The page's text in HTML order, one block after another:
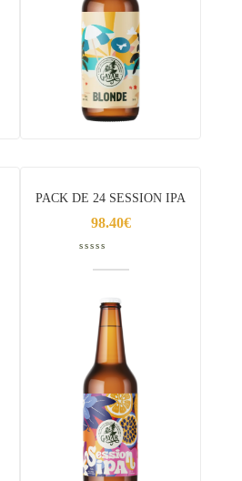
PACK DE 24 SESSION IPA
GAYAR
98.40€